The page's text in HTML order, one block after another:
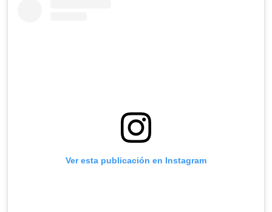
Ver esta publicación en Instagram